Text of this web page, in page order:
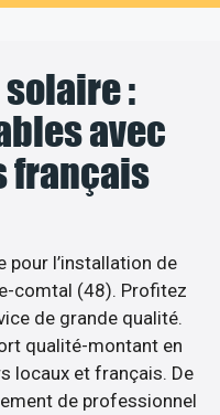
:
avec
français
pour l’installation de
comtal (48). Profitez
de grande qualité.
qualité-montant en
locaux et français. De
de professionnel